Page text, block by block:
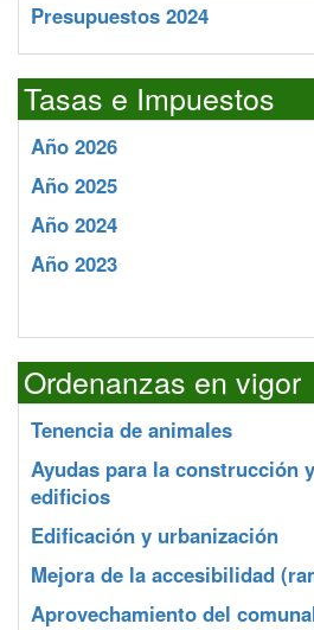
Presupuestos 2024
Tasas e Impuestos
Año 2026
Año 2025
Año 2024
Año 2023
Ordenanzas en vigor
Tenencia de animales
Ayudas para la construcción
edificios
Edificación y urbanización
Mejora de la accesibilidad
Aprovechamiento del